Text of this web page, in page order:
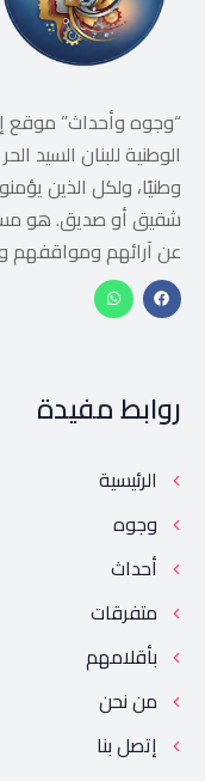
“وجوه وأحداث” موقع
الوطنية للبنان السيد
وطنيًا، ولكل الذين
شقيق أو صديق. هو
عن آرائهم ومواقفهم
روابط مفيدة
الرئيسية
وجوه
أحداث
متفرقات
بأقلامهم
من نحن
إتصل بنا